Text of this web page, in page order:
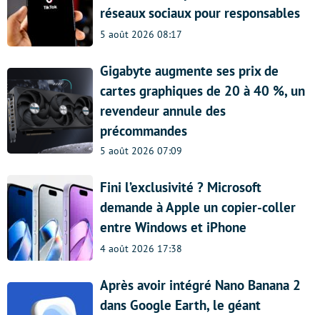
réseaux sociaux pour responsables
5 août 2026 08:17
Gigabyte augmente ses prix de
cartes graphiques de 20 à 40 %, un
revendeur annule des
précommandes
5 août 2026 07:09
Fini l’exclusivité ? Microsoft
demande à Apple un copier-coller
entre Windows et iPhone
4 août 2026 17:38
Après avoir intégré Nano Banana 2
dans Google Earth, le géant